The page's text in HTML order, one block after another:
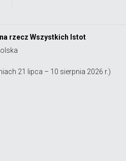
rzecz Wszystkich Istot
21 lipca – 10 sierpnia 2026 r.)